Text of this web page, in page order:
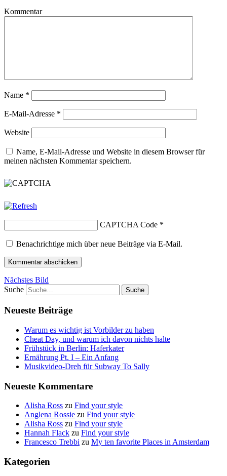
Kommentar
Name *
E-Mail-Adresse *
Website
Name, E-Mail-Adresse und Website in diesem Browser für
meinen nächsten Kommentar speichern.
CAPTCHA Code *
Benachrichtige mich über neue Beiträge via E-Mail.
Nächstes Bild
Suche
Neueste Beiträge
Warum es wichtig ist Vorbilder zu haben
Cheat Day, und warum ich davon nichts halte
Frühstück in Berlin: Haferkater
Ernährung Pt. I – Ein Anfang
Musikvideo-Dreh für Subway To Sally
Neueste Kommentare
Alisha Ross zu Find your style
Anglena Rossie zu Find your style
Alisha Ross zu Find your style
Hannah Flack zu Find your style
Francesco Trebbi zu My ten favorite Places in Amsterdam
Kategorien